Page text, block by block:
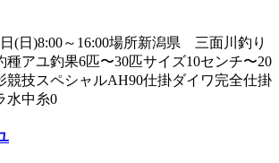
(日)8:00～16:00場所新潟県 三面川釣り
アユ釣果6匹〜30匹サイズ10センチ〜20
競技スペシャルAH90仕掛ダイワ完全仕掛
水中糸0